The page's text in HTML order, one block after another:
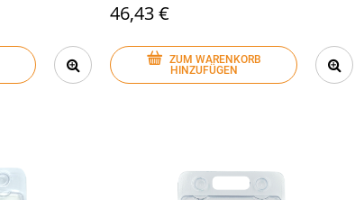
46,43 €
ZUM WARENKORB
HINZUFÜGEN